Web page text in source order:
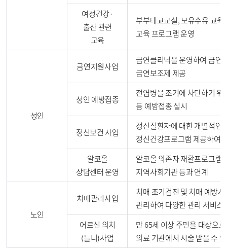
여성건강·
출산 관련
교육
부부태교교실, 모유수유 교
교육 프로그램 운영
성인
금연지원사업
금연클리닉을 운영하여 금연
금연보조제 제공
성인 예방접종
전염병을 조기에 차단하기
등 예방접종 실시
정신보건 사업
정신질환자에 대한 개별적인
정신건강프로그램 제공하여
알코올
상담센터 운영
알코올 의존자 재활프로그램
지역사회기관 등과 연계
노인
치매관리사업
치매 조기검진 및 치매 예방
관리하여 다양한 관리 서비스
어르신 의치
(틀니)사업
만 65세 이상 주민을 대상으
의료 기관에서 시술 받을 수